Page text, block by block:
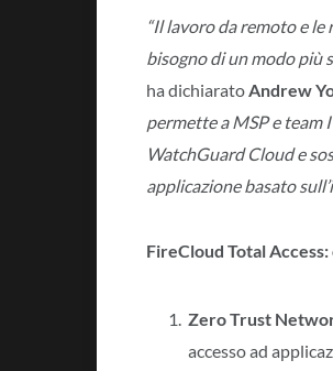
“Il lavoro da remoto e
bisogno di un modo più
ha dichiaratoAndrew
permette a MSP e team
WatchGuard Cloud e
applicazione basato
FireCloud Total
Zero Trust
accesso ad